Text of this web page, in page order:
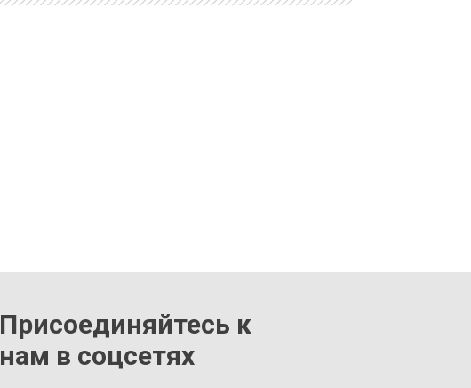
Присоединяйтесь к
нам в соцсетях